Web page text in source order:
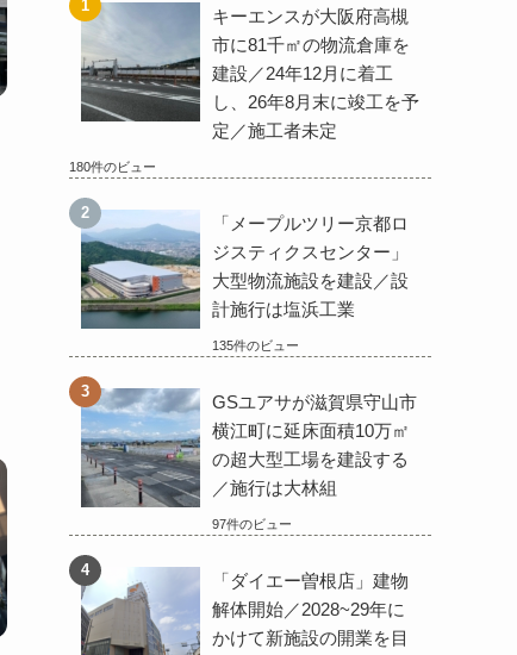
キーエンスが大阪府高槻
市に81千㎡の物流倉庫を
建設／24年12月に着工
し、26年8月末に竣工を予
定／施工者未定
180件のビュー
「メープルツリー京都ロ
ジスティクスセンター」
大型物流施設を建設／設
計施行は塩浜工業
135件のビュー
GSユアサが滋賀県守山市
横江町に延床面積10万㎡
の超大型工場を建設する
／施行は大林組
97件のビュー
「ダイエー曽根店」建物
解体開始／2028~29年に
かけて新施設の開業を目